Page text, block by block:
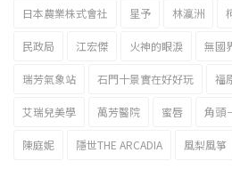
日本農業株式會社 星予 林瀛洲
民政局 江宏傑 火神的眼淚 無國
瑞芳氣象站 石門十景實在好好玩 福
艾瑞兒美學 萬芳醫院 蜜唇 角頭
陳庭妮 隱世THE ARCADIA 風梨風箏